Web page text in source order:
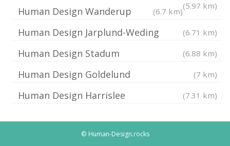
(5.97 km)
Human Design Wanderup (6.7 km)
Human Design Jarplund-Weding (6.71 km)
Human Design Stadum (6.88 km)
Human Design Goldelund (7 km)
Human Design Harrislee (7.31 km)
© Human-Design.rocks